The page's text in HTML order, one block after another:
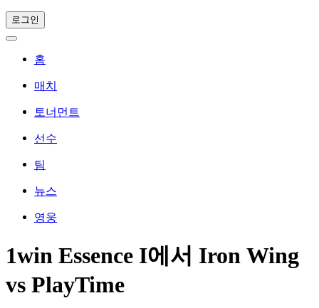
로그인
홈
매치
토너먼트
선수
팀
뉴스
영웅
1win Essence I에서 Iron Wing
vs PlayTime